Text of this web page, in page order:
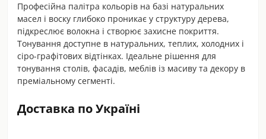
Професійна палітра кольорів на базі натуральних
масел і воску глибоко проникає у структуру дерева,
підкреслює волокна і створює захисне покриття.
Тонування доступне в натуральних, теплих, холодних і
сіро-графітових відтінках. Ідеальне рішення для
тонування столів, фасадів, меблів із масиву та декору в
преміальному сегменті.
Доставка по Україні